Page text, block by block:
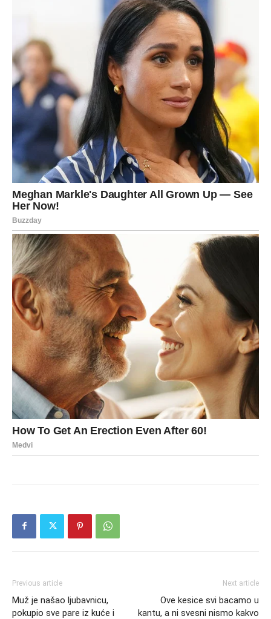
Previous article
Muž je našao ljubavnicu,
pokupio sve pare iz kuće i
Next article
Ove kesice svi bacamo u
kantu, a ni svesni nismo kakvo